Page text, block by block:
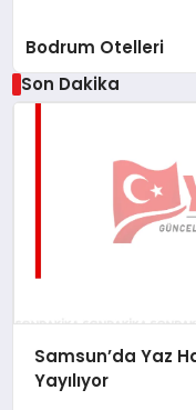
Bodrum Otelleri
Son Dakika
Samsun’da Yaz
Yayılıyor